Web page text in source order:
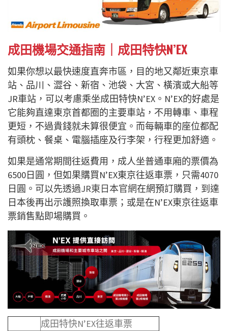
成田機場交通指南｜成田特快N’EX
如果你想以最快速度直奔市區，目的地又鄰近東京車
站、品川、澀谷、新宿、池袋、大宮、橫濱或大船等
JR車站，可以考慮乘坐成田特快N’EX。N’EX的好處是
它能夠直達東京首都圈的主要車站，不用轉車、車程
更短，不過貴錢就未算很便宜。而每輛車的座位都配
有頭枕、餐桌、電腦插座及行李架，行程更加舒適。
如果是通常期間往返費用，成人坐普通車廂的票價為
6500日圓，但如果購買N’EX東京往返車票，只需4070
日圓。可以先透過JR東日本官網在網預訂購買，到達
日本後再出示護照換取車票；或是在N’EX東京往返車
票銷售點即場購買。
成田特快N’EX往返車票